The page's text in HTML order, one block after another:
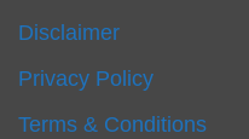
Disclaimer
Privacy Policy
Terms & Conditions